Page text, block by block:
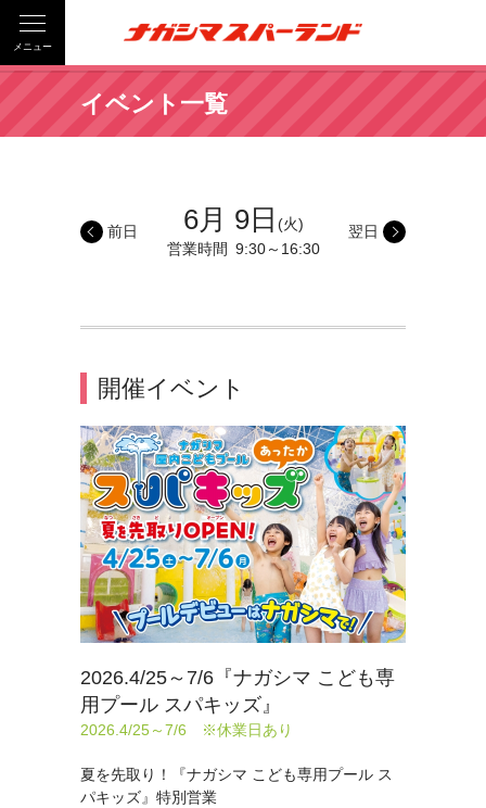
メニュー
イベント一覧
6月 9日 (火)
営業時間 9:30～16:30
前日 翌日
開催イベント
2026.4/25～7/6『ナガシマ こども専
用プール スパキッズ』
2026.4/25～7/6 ※休業日あり
夏を先取り！『ナガシマ こども専用プール ス
パキッズ』特別営業